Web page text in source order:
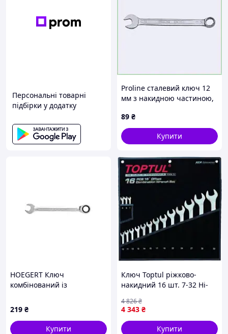
Персональні товарні
підбірки у додатку
Proline сталевий ключ 12
мм з накидною частиною,
89 ₴
Купити
HOEGERT Ключ
комбінований із
(HT1R013)
219 ₴
Купити
Ключ Toptul ріжково-
накидний 16 шт. 7-32 Hi-
4 343 ₴
4 826₴
Купити